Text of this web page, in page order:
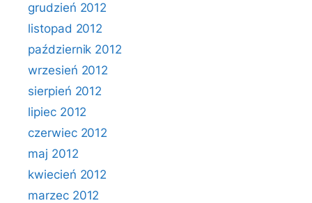
grudzień 2012
listopad 2012
październik 2012
wrzesień 2012
sierpień 2012
lipiec 2012
czerwiec 2012
maj 2012
kwiecień 2012
marzec 2012